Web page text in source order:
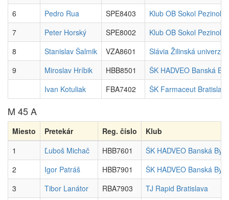
6
Pedro Rua SPE8403
Klub OB Sokol Pezinok
7
Peter Horský SPE8002
Klub OB Sokol Pezinok
8
Stanislav Šalmik VZA8601
Slávia Žilinská univerzita
9
Miroslav Hríbik HBB8501
ŠK HADVEO Banská
Ivan Kotuliak
FBA7402 ŠK Farmaceut Bratislava
M 45 A
Miesto Pretekár Reg. číslo
Klub
1
Ľuboš Michač HBB7601
ŠK HADVEO Banská
2
Igor Patráš HBB7901
ŠK HADVEO Banská
3
Tibor Lanátor RBA7903
TJ Rapid Bratislava